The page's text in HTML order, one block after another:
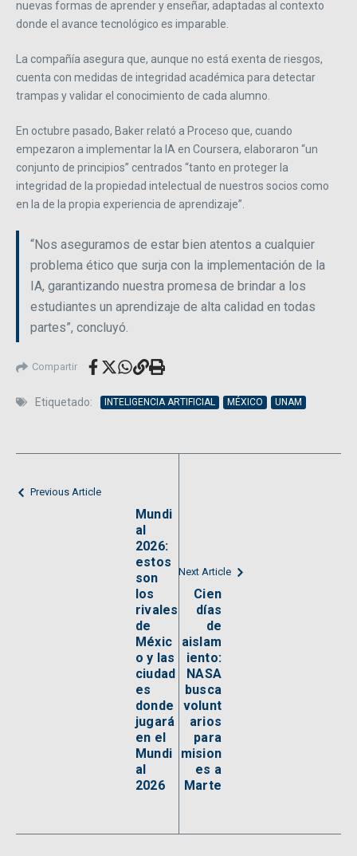
nuevas formas de aprender y enseñar, adaptadas al contexto
donde el avance tecnológico es imparable.
La compañía asegura que, aunque no está exenta de riesgos,
cuenta con medidas de integridad académica para detectar
trampas y validar el conocimiento de cada alumno.
En octubre pasado, Baker relató a Proceso que, cuando
empezaron a implementar la IA en Coursera, elaboraron “un
conjunto de principios” centrados “tanto en proteger la
integridad de la propiedad intelectual de nuestros socios como
en la de la propia experiencia de aprendizaje”.
“Nos aseguramos de estar bien atentos a cualquier
problema ético que surja con la implementación de la
IA, garantizando nuestra promesa de brindar a los
estudiantes un aprendizaje de alta calidad en todas
partes”, concluyó.
Compartir
Etiquetado: INTELIGENCIA ARTIFICIAL MÉXICO UNAM
Previous Article
Mundi
al
2026:
estos
son
los
rivales
de
Méxic
o y las
ciudad
es
donde
jugará
en el
Mundi
al
2026
Next Article
Cien
días
de
aislam
iento:
NASA
busca
volunt
arios
para
mision
es a
Marte